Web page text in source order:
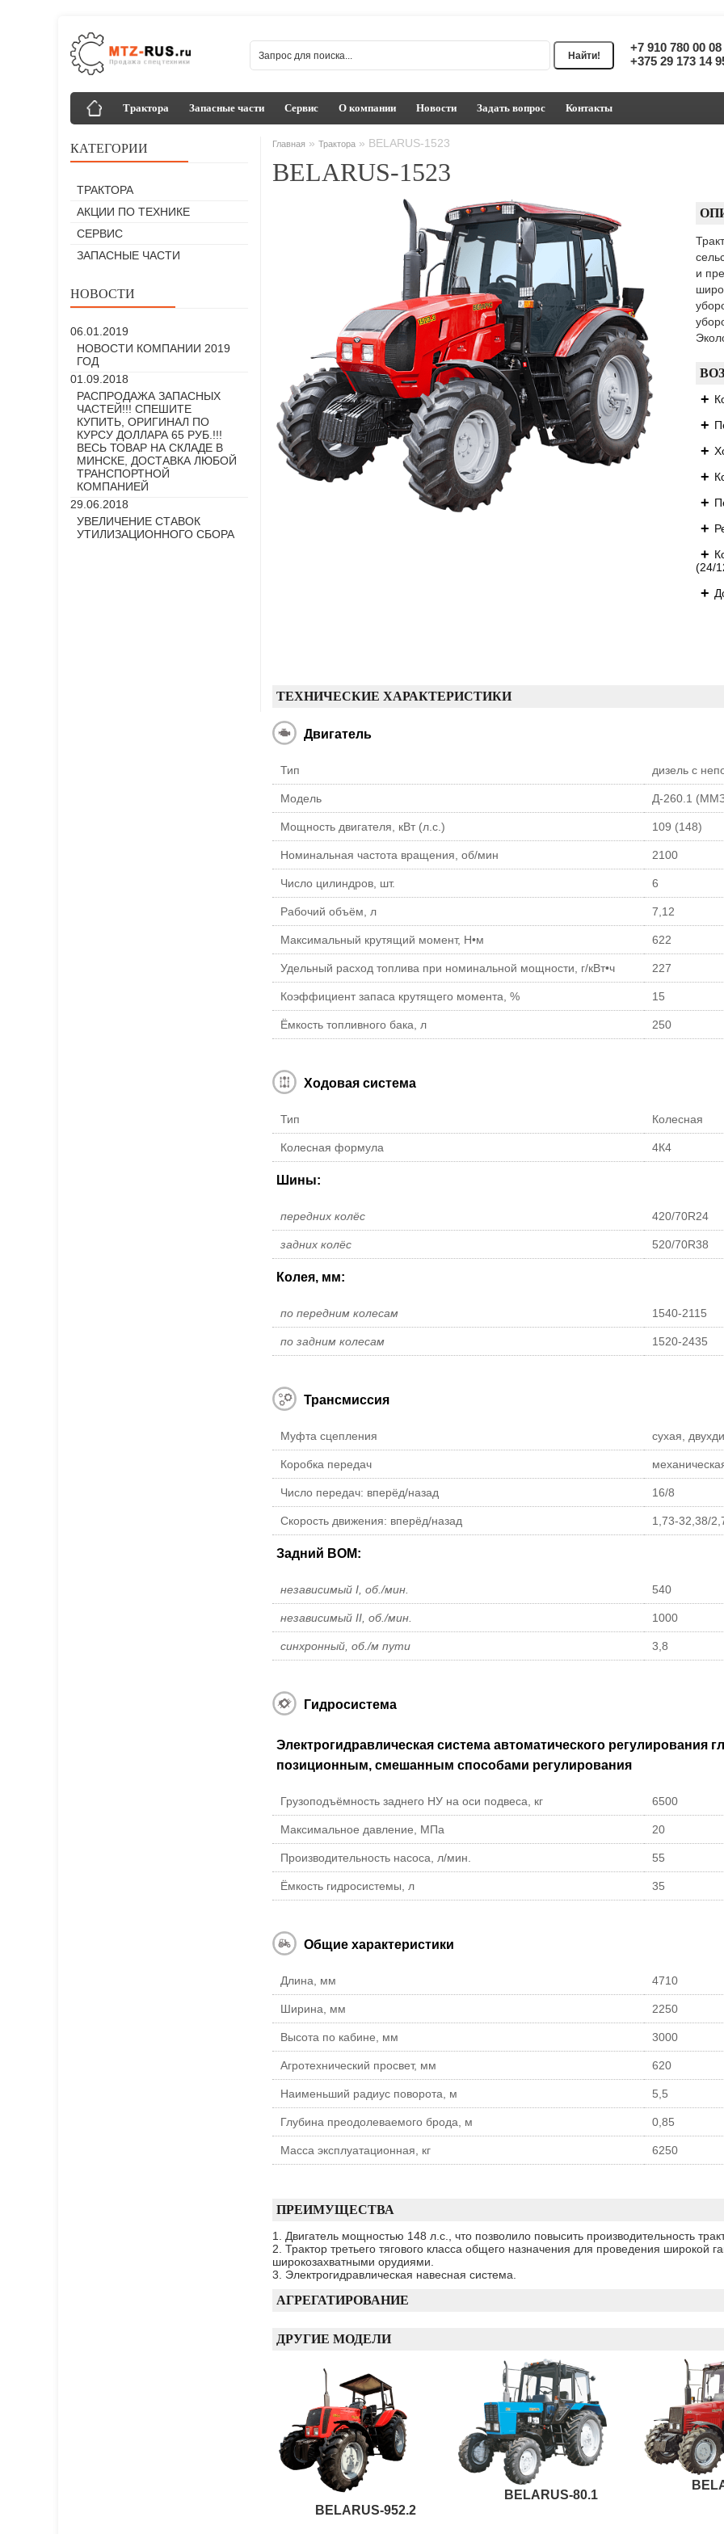
+7 910 780 00
+375 29 173 14
Трактора Запасные части Сервис О компании Новости Задать вопрос Контакты
КАТЕГОРИИ
ТРАКТОРА
АКЦИИ ПО ТЕХНИКЕ
СЕРВИС
ЗАПАСНЫЕ ЧАСТИ
НОВОСТИ
06.01.2019
НОВОСТИ КОМПАНИИ 2019
ГОД
01.09.2018
РАСПРОДАЖА ЗАПАСНЫХ
ЧАСТЕЙ!!! СПЕШИТЕ
КУПИТЬ, ОРИГИНАЛ ПО
КУРСУ ДОЛЛАРА 65 РУБ.!!!
ВЕСЬ ТОВАР НА СКЛАДЕ В
МИНСКЕ, ДОСТАВКА ЛЮБОЙ
ТРАНСПОРТНОЙ
КОМПАНИЕЙ
29.06.2018
УВЕЛИЧЕНИЕ СТАВОК
УТИЛИЗАЦИОННОГО СБОРА
Главная » Трактора » BELARUS-1523
BELARUS-1523
и
(24/
ТЕХНИЧЕСКИЕ ХАРАКТЕРИСТИКИ
Двигатель
Тип дизель с
Модель Д-260.1
Мощность двигателя, кВт (л.с.) 109 (148)
Номинальная частота вращения, об/мин 2100
Число цилиндров, шт. 6
Рабочий объём, л 7,12
Максимальный крутящий момент, Н•м 622
Удельный расход топлива при номинальной мощности, г/кВт•ч 227
Коэффициент запаса крутящего момента, % 15
Ёмкость топливного бака, л 250
Ходовая система
Тип Колесная
Колесная формула 4К4
Шины:
передних колёс 420/70R24
задних колёс 520/70R38
Колея, мм:
по передним колесам 1540-2115
по задним колесам 1520-2435
Трансмиссия
Муфта сцепления сухая,
Коробка передач
Число передач: вперёд/назад 16/8
Скорость движения: вперёд/назад 1,73-32,38/
Задний ВОМ:
независимый I, об./мин. 540
независимый II, об./мин. 1000
синхронный, об./м пути 3,8
Гидросистема
Электрогидравлическая система автоматического
позиционным, смешанным способами регулирования
Грузоподъёмность заднего НУ на оси подвеса, кг 6500
Максимальное давление, МПа 20
Производительность насоса, л/мин. 55
Ёмкость гидросистемы, л 35
Общие характеристики
Длина, мм 4710
Ширина, мм 2250
Высота по кабине, мм 3000
Агротехнический просвет, мм 620
Наименьший радиус поворота, м 5,5
Глубина преодолеваемого брода, м 0,85
Масса эксплуатационная, кг 6250
ПРЕИМУЩЕСТВА
1. Двигатель мощностью 148 л.с., что позволило повысить производительность
2. Трактор третьего тягового класса общего назначения для проведения широкой
широкозахватными орудиями.
3. Электрогидравлическая навесная система.
АГРЕГАТИРОВАНИЕ
ДРУГИЕ МОДЕЛИ
BELARUS-952.2
BELARUS-80.1